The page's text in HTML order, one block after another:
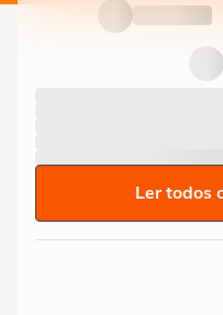
Ler todos